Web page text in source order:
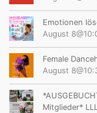
Emotionen
August
Female
August
Mitglieder*